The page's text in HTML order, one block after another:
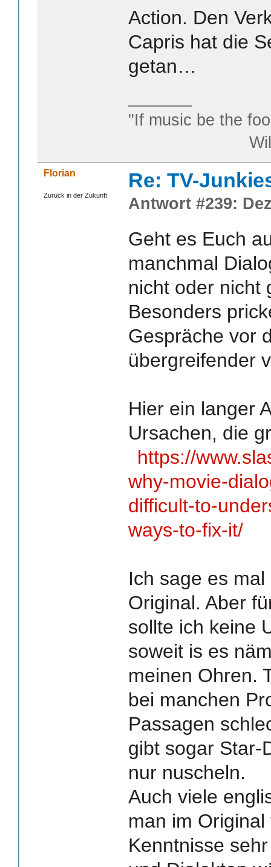
Action. Den
Capris hat die
getan…
"If music be the
William
Florian
Zurück in der Zukunft
Re: TV-
Antwort #239:
Geht es Euch
manchmal
nicht oder nicht
Besonders
Gespräche vor
übergreifender
Hier ein langer
Ursachen, die
https://
why-movie-
difficult-to-
ways-to-fix-it/
Ich sage es
Original. Aber
sollte ich keine
soweit is es
meinen Ohren.
bei manchen
Passagen
gibt sogar Star-
nur nuscheln.
Auch viele
man im
Kenntnisse